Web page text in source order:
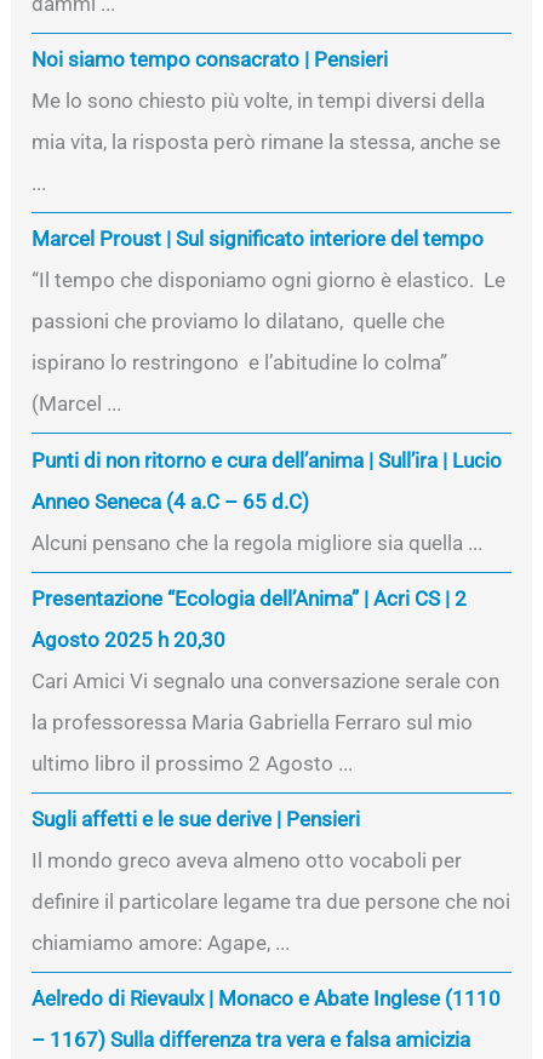
Noi siamo tempo consacrato | Pensieri
Me lo sono chiesto più volte, in tempi diversi della
mia vita, la risposta però rimane la stessa, anche se
...
Marcel Proust | Sul significato interiore del tempo
“Il tempo che disponiamo ogni giorno è elastico. Le
passioni che proviamo lo dilatano, quelle che
ispirano lo restringono e l’abitudine lo colma”
(Marcel ...
Punti di non ritorno e cura dell’anima | Sull’ira | Lucio
Anneo Seneca (4 a.C – 65 d.C)
Alcuni pensano che la regola migliore sia quella ...
Presentazione “Ecologia dell’Anima” | Acri CS | 2
Agosto 2025 h 20,30
Cari Amici Vi segnalo una conversazione serale con
la professoressa Maria Gabriella Ferraro sul mio
ultimo libro il prossimo 2 Agosto ...
Sugli affetti e le sue derive | Pensieri
Il mondo greco aveva almeno otto vocaboli per
definire il particolare legame tra due persone che noi
chiamiamo amore: Agape, ...
Aelredo di Rievaulx | Monaco e Abate Inglese (1110
– 1167) Sulla differenza tra vera e falsa amicizia